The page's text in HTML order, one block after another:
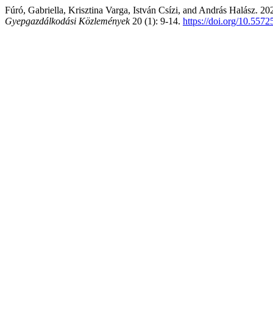
Fúró, Gabriella, Krisztina Varga, István Csízi, and András Halász.
Gyepgazdálkodási Közlemények20 (1): 9-14. https://doi.org/